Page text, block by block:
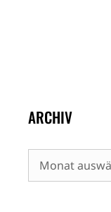
ARCHIV
Archiv